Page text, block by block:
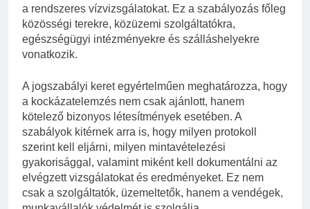
a rendszeres vízvizsgálatokat. Ez a szabályozás főleg
közösségi terekre, közüzemi szolgáltatókra,
egészségügyi intézményekre és szálláshelyekre
vonatkozik.
A jogszabályi keret egyértelműen meghatározza, hogy
a kockázatelemzés nem csak ajánlott, hanem
kötelező bizonyos létesítmények esetében. A
szabályok kitérnek arra is, hogy milyen protokoll
szerint kell eljárni, milyen mintavételezési
gyakorisággal, valamint miként kell dokumentálni az
elvégzett vizsgálatokat és eredményeket. Ez nem
csak a szolgáltatók, üzemeltetők, hanem a vendégek,